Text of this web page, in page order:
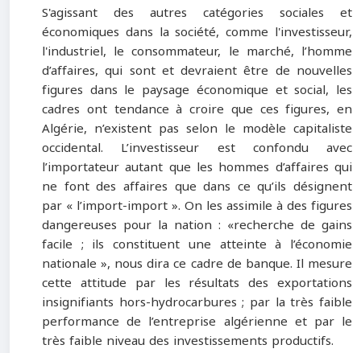
S'agissant des autres catégories sociales et
économiques dans la société, comme l'investisseur,
l'industriel, le consommateur, le marché, l’homme
d’affaires, qui sont et devraient être de nouvelles
figures dans le paysage économique et social, les
cadres ont tendance à croire que ces figures, en
Algérie, n’existent pas selon le modèle capitaliste
occidental. L’investisseur est confondu avec
l’importateur autant que les hommes d’affaires qui
ne font des affaires que dans ce qu’ils désignent
par « l’import-import ». On les assimile à des figures
dangereuses pour la nation : «recherche de gains
facile ; ils constituent une atteinte à l’économie
nationale », nous dira ce cadre de banque. Il mesure
cette attitude par les résultats des exportations
insignifiants hors-hydrocarbures ; par la très faible
performance de l’entreprise algérienne et par le
très faible niveau des investissements productifs.